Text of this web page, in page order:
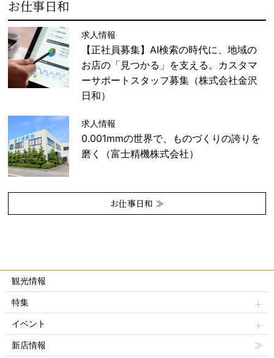
お仕事日和
求人情報
【正社員募集】AI検索の時代に、地域の
お店の「見つかる」を支える。カスタマ
ーサポートスタッフ募集（株式会社金沢
日和）
求人情報
0.001mmの世界で、ものづくりの誇りを
磨く（富士精機株式会社）
お仕事日和 ≫
観光情報
特集
イベント
新店情報